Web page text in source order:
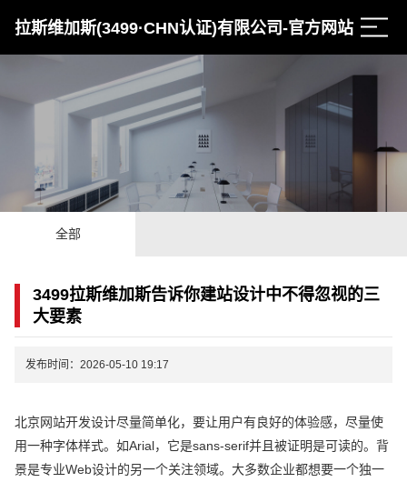
拉斯维加斯(3499·CHN认证)有限公司-官方网站
全部
3499拉斯维加斯告诉你建站设计中不得忽视的三
大要素
发布时间：2026-05-10 19:17
北京网站开发设计尽量简单化，要让用户有良好的体验感，尽量使
用一种字体样式。如Arial，它是sans-serif并且被证明是可读的。背
景是专业Web设计的另一个关注领域。大多数企业都想要一个独一